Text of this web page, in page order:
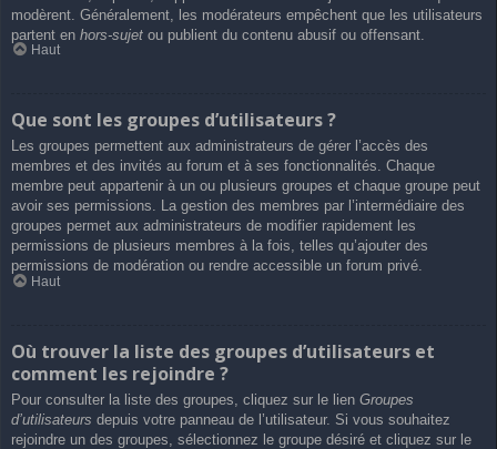
modèrent. Généralement, les modérateurs empêchent que les utilisateurs
partent en hors-sujet ou publient du contenu abusif ou offensant.
Haut
Que sont les groupes d’utilisateurs ?
Les groupes permettent aux administrateurs de gérer l’accès des
membres et des invités au forum et à ses fonctionnalités. Chaque
membre peut appartenir à un ou plusieurs groupes et chaque groupe peut
avoir ses permissions. La gestion des membres par l’intermédiaire des
groupes permet aux administrateurs de modifier rapidement les
permissions de plusieurs membres à la fois, telles qu’ajouter des
permissions de modération ou rendre accessible un forum privé.
Haut
Où trouver la liste des groupes d’utilisateurs et
comment les rejoindre ?
Pour consulter la liste des groupes, cliquez sur le lien Groupes
d’utilisateurs depuis votre panneau de l’utilisateur. Si vous souhaitez
rejoindre un des groupes, sélectionnez le groupe désiré et cliquez sur le